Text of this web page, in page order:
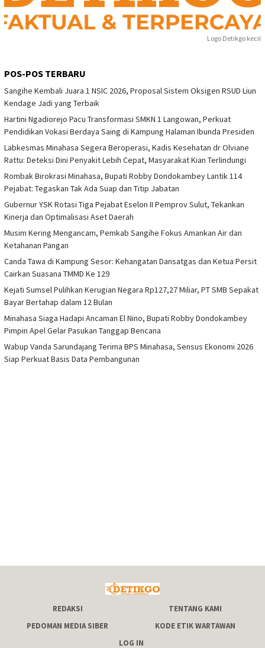
Logo Detikgo kecil
POS-POS TERBARU
Sangihe Kembali Juara 1 NSIC 2026, Proposal Sistem Oksigen RSUD Liun
Kendage Jadi yang Terbaik
Hartini Ngadiorejo Pacu Transformasi SMKN 1 Langowan, Perkuat
Pendidikan Vokasi Berdaya Saing di Kampung Halaman Ibunda Presiden
Labkesmas Minahasa Segera Beroperasi, Kadis Kesehatan dr Olviane
Rattu: Deteksi Dini Penyakit Lebih Cepat, Masyarakat Kian Terlindungi
Rombak Birokrasi Minahasa, Bupati Robby Dondokambey Lantik 114
Pejabat: Tegaskan Tak Ada Suap dan Titip Jabatan
Gubernur YSK Rotasi Tiga Pejabat Eselon II Pemprov Sulut, Tekankan
Kinerja dan Optimalisasi Aset Daerah
Musim Kering Mengancam, Pemkab Sangihe Fokus Amankan Air dan
Ketahanan Pangan
Canda Tawa di Kampung Sesor: Kehangatan Dansatgas dan Ketua Persit
Cairkan Suasana TMMD Ke 129
Kejati Sumsel Pulihkan Kerugian Negara Rp127,27 Miliar, PT SMB Sepakat
Bayar Bertahap dalam 12 Bulan
Minahasa Siaga Hadapi Ancaman El Nino, Bupati Robby Dondokambey
Pimpin Apel Gelar Pasukan Tanggap Bencana
Wabup Vanda Sarundajang Terima BPS Minahasa, Sensus Ekonomi 2026
Siap Perkuat Basis Data Pembangunan
REDAKSI
TENTANG KAMI
PEDOMAN MEDIA SIBER
KODE ETIK WARTAWAN
LOG IN